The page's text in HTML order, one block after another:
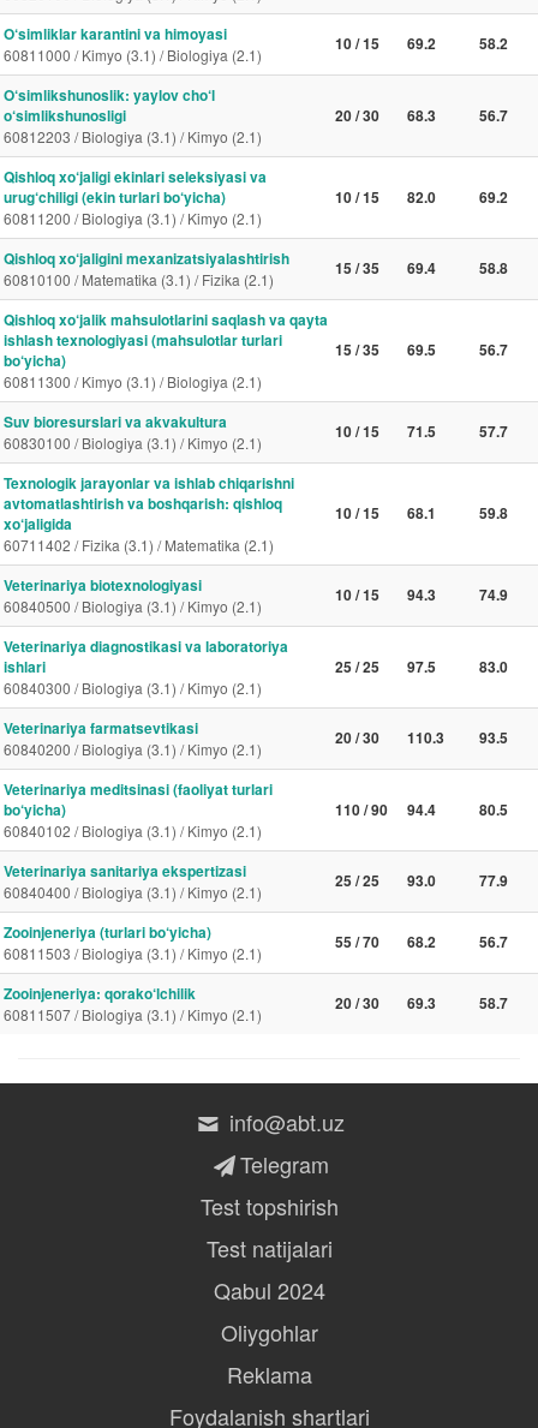
O‘simliklar karantini va himoyasi
60811000 / Kimyo (3.1) / Biologiya (2.1)
10 / 15 69.2 58.2
O‘simlikshunoslik: yaylov cho‘l
o‘simlikshunosligi
60812203 / Biologiya (3.1) / Kimyo (2.1)
20 / 30 68.3 56.7
Qishloq xo‘jaligi ekinlari seleksiyasi va
urug‘chiligi (ekin turlari bo‘yicha)
60811200 / Biologiya (3.1) / Kimyo (2.1)
10 / 15 82.0 69.2
Qishloq xo‘jaligini mexanizatsiyalashtirish
60810100 / Matematika (3.1) / Fizika (2.1)
15 / 35 69.4 58.8
Qishloq xo‘jalik mahsulotlarini saqlash va qayta
ishlash texnologiyasi (mahsulotlar turlari
bo‘yicha)
60811300 / Kimyo (3.1) / Biologiya (2.1)
15 / 35 69.5 56.7
Suv bioresurslari va akvakultura
60830100 / Biologiya (3.1) / Kimyo (2.1)
10 / 15 71.5 57.7
Texnologik jarayonlar va ishlab chiqarishni
avtomatlashtirish va boshqarish: qishloq
xo‘jaligida
60711402 / Fizika (3.1) / Matematika (2.1)
10 / 15 68.1 59.8
Veterinariya biotexnologiyasi
60840500 / Biologiya (3.1) / Kimyo (2.1)
10 / 15 94.3 74.9
Veterinariya diagnostikasi va laboratoriya
ishlari
60840300 / Biologiya (3.1) / Kimyo (2.1)
25 / 25 97.5 83.0
Veterinariya farmatsevtikasi
60840200 / Biologiya (3.1) / Kimyo (2.1)
20 / 30 110.3 93.5
Veterinariya meditsinasi (faoliyat turlari
bo‘yicha)
60840102 / Biologiya (3.1) / Kimyo (2.1)
110 / 90 94.4 80.5
Veterinariya sanitariya ekspertizasi
60840400 / Biologiya (3.1) / Kimyo (2.1)
25 / 25 93.0 77.9
Zooinjeneriya (turlari bo‘yicha)
60811503 / Biologiya (3.1) / Kimyo (2.1)
55 / 70 68.2 56.7
Zooinjeneriya: qorako‘lchilik
60811507 / Biologiya (3.1) / Kimyo (2.1)
20 / 30 69.3 58.7
info@abt.uz
Telegram
Test topshirish
Test natijalari
Qabul 2024
Oliygohlar
Reklama
Foydalanish shartlari